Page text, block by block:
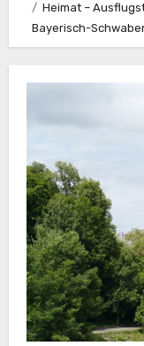
Heimat –
Bayerisch-